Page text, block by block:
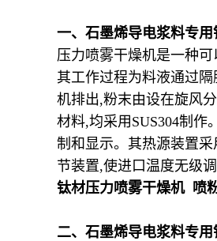
一、 石墨烯导电浆料专
压力喷雾干燥机是一种
其工作过程为料液通过
机排出,粉末由设在旋风
材料,均采用 SUS304制作
制和显示。其热源装置
节装置,使进口温度无级
钛材压力喷雾干燥机 喷
二、 石墨烯导电浆料专